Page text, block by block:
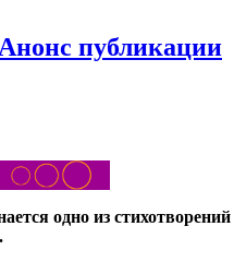
публикации
одно из стихотворений